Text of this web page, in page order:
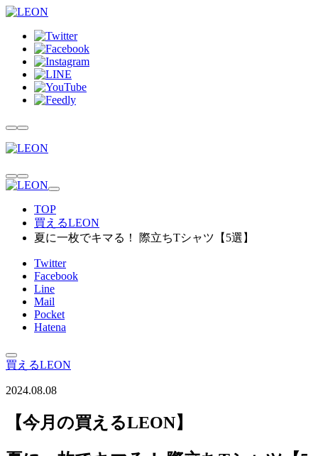
TOP
買えるLEON
夏に一枚でキマる！ 際立ちTシャツ【5選】
Twitter
Facebook
Line
Mail
Pocket
Hatena
買えるLEON
2024.08.08
【今月の買えるLEON】